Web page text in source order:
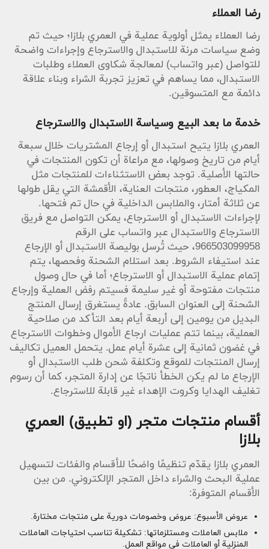
رضا العملاء
رضا العملاء يمثل أولوية عملية في العمري بلازا؛ حيث تم
وضع سياسات مرنة للاستبدال والاسترجاع وإجراءات واضحة
للتواصل (عبر واتساب) لمعالجة شكاوى العملاء وطلبات
الاستبدال، مما يساهم في تعزيز تجربة الشراء وبناء علاقة
دائمة مع المتسوقين.
خدمة ما بعد البيع وسياسة الاستبدال والاسترجاع
العمري بلازا يتيح استبدال أو إرجاع المشتريات خلال سبعة
أيام من تاريخ وصولها، مع مراعاة أن تكون المنتجات في
حالتها الأصلية. توجد بعض الاستثناءات للمنتجات مثل
المكياج، العطور، منتجات العناية، الأقمشة التي يقل طولها
عن ثلاثة أمتار، والملابس الداخلية في حال تم فتحها.
لإجراءات الاستبدال أو الاسترجاع، يمكن التواصل مع فريق
الاسترجاع والاستبدال عبر واتساب على الرقم
966503099958، حيث تُرسل بوليصة الاستبدال أو الإرجاع
عند استيفاء الشروط. بعد استلام الشحنة وفحصها، يتم
إتمام عملية الاستبدال أو الاسترجاع؛ أما في حال وصول
منتجات مفتوحة أو غير سليمة فسيتم رفض العملية وإرجاع
الشحنة إلى العنوان السابق. عادةً يستغرق إرسال المنتج
البديل من يومين إلى أربعة أيام بعد التأكد من صلاحية
العملية، بينما تتم عمليات ارجاع الأموال وخطوات الاسترجاع
في غضون ثمانية إلى عشرة أيام عمل. يتحمل العميل تكاليف
إرسال المنتجات للموقع وتكلفة شحن طلب الاستبدال أو
الإرجاع ما لم يكن الخطأ ناتجًا عن إدارة المتجر، كما أن رسوم
تغليف الهدايا وكروت الإهداء غير قابلة للاسترجاع.
أقسام منتجات متجر (او تطبيق) العمري
بلازا
العمري بلازا يقدّم تنظيمًا واضحًا للأقسام والفئات لتسهيل
عملية البحث والشراء داخل المتجر الإلكتروني. من بين
الأقسام المتوفرة:
عروض الأسبوع: عروض وخصومات دورية على منتجات مختارة.
ملابس العاملات ومستلزماتها: تشكيلة تناسب احتياجات العاملات
المنزلية أو العاملات في مواقع العمل.